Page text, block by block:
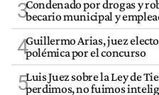
3Condenado por drogas y
becario municipal y
4Guillermo Arias, juez
polémica por el concurso
5Luis Juez sobre la Ley de
perdimos, no fuimos